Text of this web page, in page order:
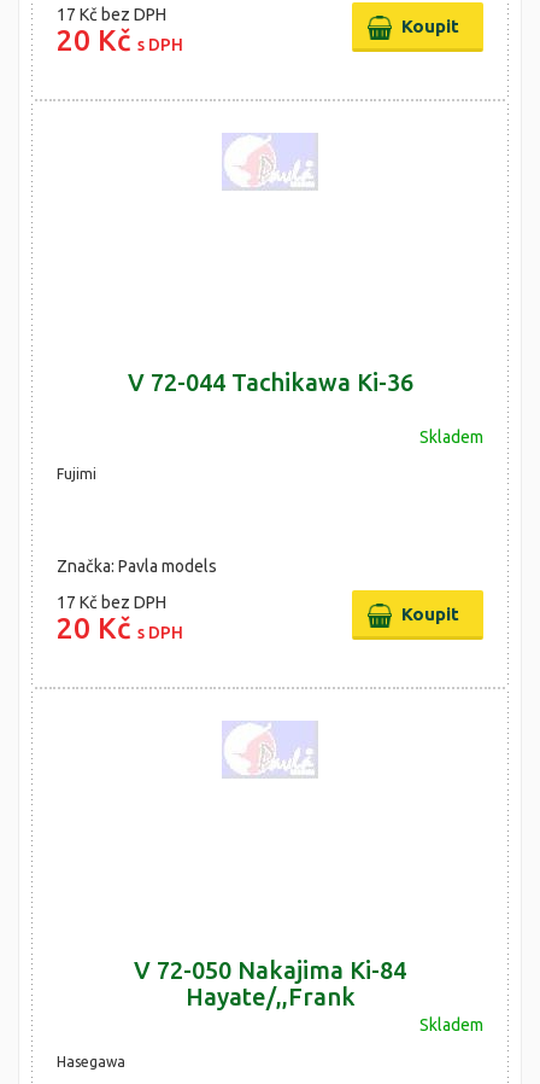
17 Kč bez DPH
20 Kč s DPH
V 72-044 Tachikawa Ki-36
Skladem
Fujimi
Značka: Pavla models
17 Kč bez DPH
20 Kč s DPH
V 72-050 Nakajima Ki-84
Hayate/,,Frank
Skladem
Hasegawa